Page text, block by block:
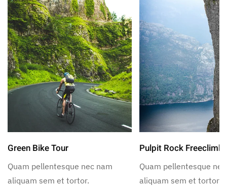
Green Bike Tour
Quam pellentesque nec nam
aliquam sem et tortor.
Pulpit Rock
Quam pellentesque
aliquam sem et tortor.